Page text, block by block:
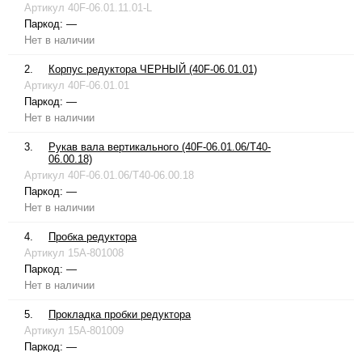
Артикул 40F-06.01.11.01-L
Паркод: —
Нет в наличии
2.
Корпус редуктора ЧЕРНЫЙ (40F-06.01.01)
Артикул 40F-06.01.01
Паркод: —
Нет в наличии
3.
Рукав вала вертикального (40F-06.01.06/T40-
06.00.18)
Артикул 40F-06.01.06/T40-06.00.18
Паркод: —
Нет в наличии
4.
Пробка редуктора
Артикул 15A-801008
Паркод: —
Нет в наличии
5.
Прокладка пробки редуктора
Артикул 15A-801009
Паркод: —